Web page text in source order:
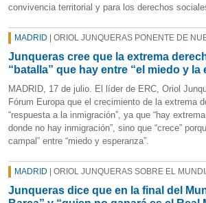
convivencia territorial y para los derechos
MADRID | ORIOL JUNQUERAS PONENTE DE
Junqueras cree que la extrema
“batalla” que hay entre “el miedo y la
MADRID, 17 de julio. El líder de ERC, Oriol
Fórum Europa que el crecimiento de la extrema
“respuesta a la inmigración”, ya que “hay
donde no hay inmigración”, sino que “crece”
campal” entre “miedo y esperanza”.
MADRID | ORIOL JUNQUERAS SOBRE EL
Junqueras dice que en la final del